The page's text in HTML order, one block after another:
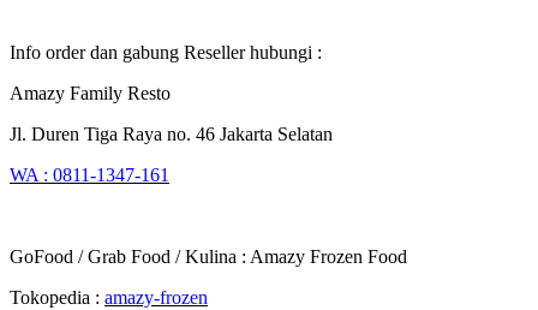
Info order dan gabung Reseller hubungi :
Amazy Family Resto
Jl. Duren Tiga Raya no. 46 Jakarta Selatan
WA : 0811-1347-161
GoFood / Grab Food / Kulina : Amazy Frozen Food
Tokopedia : amazy-frozen